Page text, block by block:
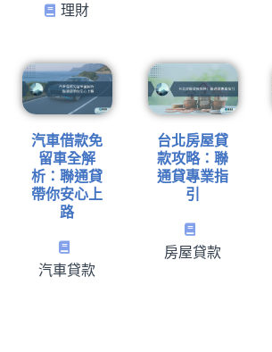
理財
汽車借款免
留車全解
析：聯通貸
帶你安心上
路
汽車貸款
台北房屋貸
款攻略：聯
通貸專業指
引
房屋貸款